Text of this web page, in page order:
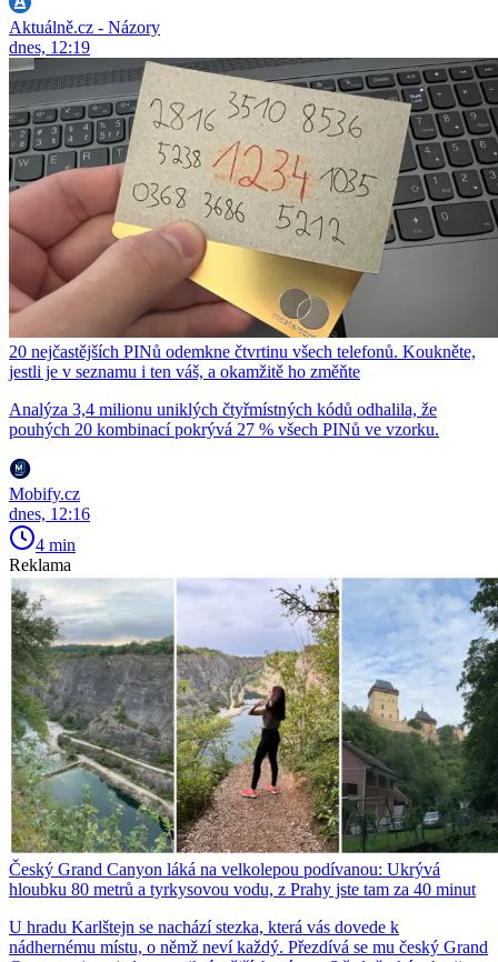
Aktuálně.cz - Názory
dnes, 12:19
20 nejčastějších PINů odemkne čtvrtinu všech telefonů. Koukněte,
jestli je v seznamu i ten váš, a okamžitě ho změňte
Analýza 3,4 milionu uniklých čtyřmístných kódů odhalila, že
pouhých 20 kombinací pokrývá 27 % všech PINů ve vzorku.
Mobify.cz
dnes, 12:16
4 min
Reklama
Český Grand Canyon láká na velkolepou podívanou: Ukrývá
hloubku 80 metrů a tyrkysovou vodu, z Prahy jste tam za 40 minut
U hradu Karlštejn se nachází stezka, která vás dovede k
nádhernému místu, o němž neví každý. Přezdívá se mu český Grand